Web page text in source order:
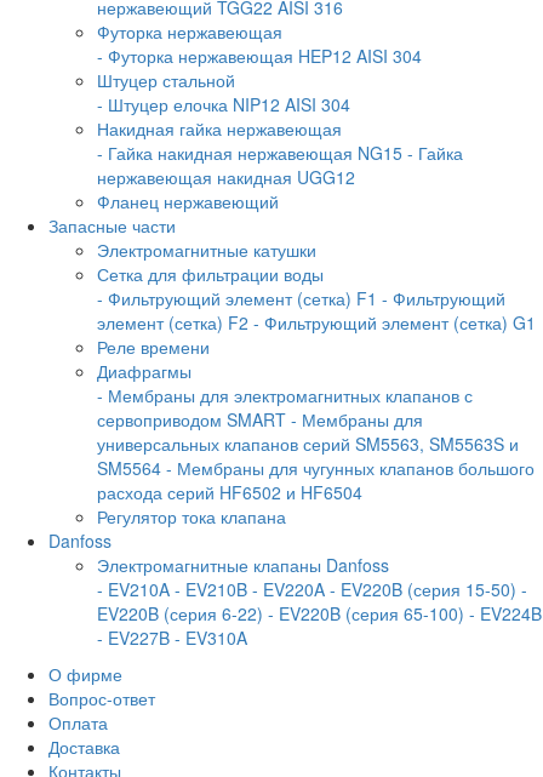
нержавеющий TGG22 AISI 316
Футорка нержавеющая
- Футорка нержавеющая HEP12 AISI 304
Штуцер стальной
- Штуцер елочка NIP12 AISI 304
Накидная гайка нержавеющая
- Гайка накидная нержавеющая NG15 - Гайка
нержавеющая накидная UGG12
Фланец нержавеющий
Запасные части
Электромагнитные катушки
Сетка для фильтрации воды
- Фильтрующий элемент (сетка) F1 - Фильтрующий
элемент (сетка) F2 - Фильтрующий элемент (сетка) G1
Реле времени
Диафрагмы
- Мембраны для электромагнитных клапанов с
сервоприводом SMART - Мембраны для
универсальных клапанов серий SM5563, SM5563S и
SM5564 - Мембраны для чугунных клапанов большого
расхода серий HF6502 и HF6504
Регулятор тока клапана
Danfoss
Электромагнитные клапаны Danfoss
- EV210A - EV210B - EV220A - EV220B (серия 15-50) -
EV220B (серия 6-22) - EV220B (серия 65-100) - EV224B
- EV227B - EV310A
О фирме
Вопрос-ответ
Оплата
Доставка
Контакты